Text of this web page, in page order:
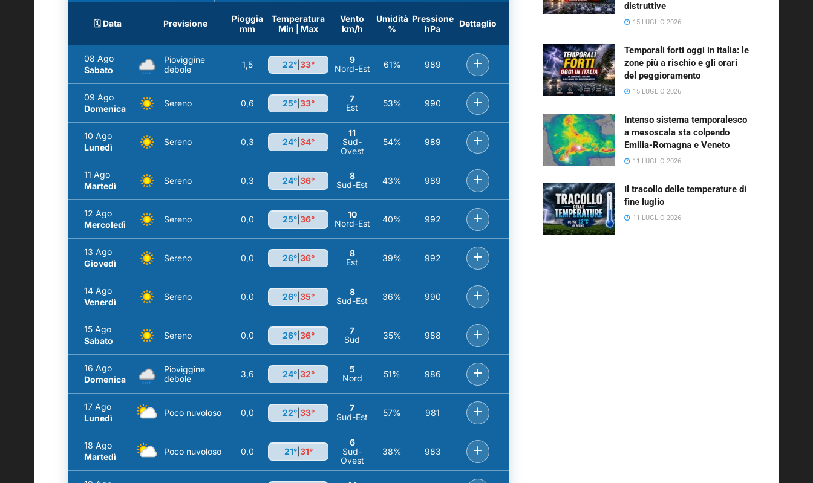
🗓️ Data Previsione
Pioggia
mm
Temperatura
Min | Max
Vento
km/h
Umidità
%
Pressione
hPa
Dettaglio
08 Ago
Sabato
Pioviggine
debole
1,5 22°| 33°
9
Nord-Est
61% 989 +
09 Ago
Domenica
Sereno 0,6 25°| 33°
7
Est
53% 990 +
10 Ago
Lunedì
Sereno 0,3 24°| 34°
11
Sud-
Ovest
54% 989 +
11 Ago
Martedì
Sereno 0,3 24°| 36°
8
Sud-Est
43% 989 +
12 Ago
Mercoledì
Sereno 0,0 25°| 36°
10
Nord-Est
40% 992 +
13 Ago
Giovedì
Sereno 0,0 26°| 36°
8
Est
39% 992 +
14 Ago
Venerdì
Sereno 0,0 26°| 35°
8
Sud-Est
36% 990 +
15 Ago
Sabato
Sereno 0,0 26°| 36°
7
Sud
35% 988 +
16 Ago
Domenica
Pioviggine
debole
3,6 24°| 32°
5
Nord
51% 986 +
17 Ago
Lunedì
Poco nuvoloso 0,0 22°| 33°
7
Sud-Est
57% 981 +
18 Ago
Martedì
Poco nuvoloso 0,0 21°| 31°
6
Sud-
Ovest
38% 983 +
distruttive
15 LUGLIO 2026
Temporali forti oggi in Italia: le
zone più a rischio e gli orari
del peggioramento
15 LUGLIO 2026
Intenso sistema temporalesco
a mesoscala sta colpendo
Emilia-Romagna e Veneto
11 LUGLIO 2026
Il tracollo delle temperature di
fine luglio
11 LUGLIO 2026